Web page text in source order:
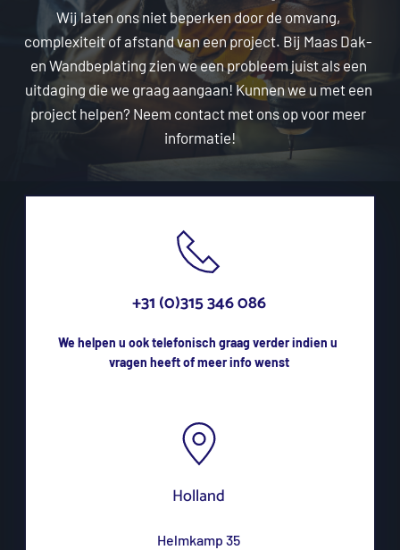
Wij laten ons niet beperken door de omvang,
complexiteit of afstand van een project. Bij Maas Dak-
en Wandbeplating zien we een probleem juist als een
uitdaging die we graag aangaan! Kunnen we u met een
project helpen? Neem contact met ons op voor meer
informatie!
+31 (0)315 346 086
We helpen u ook telefonisch graag verder indien u
vragen heeft of meer info wenst
Holland
Helmkamp 35